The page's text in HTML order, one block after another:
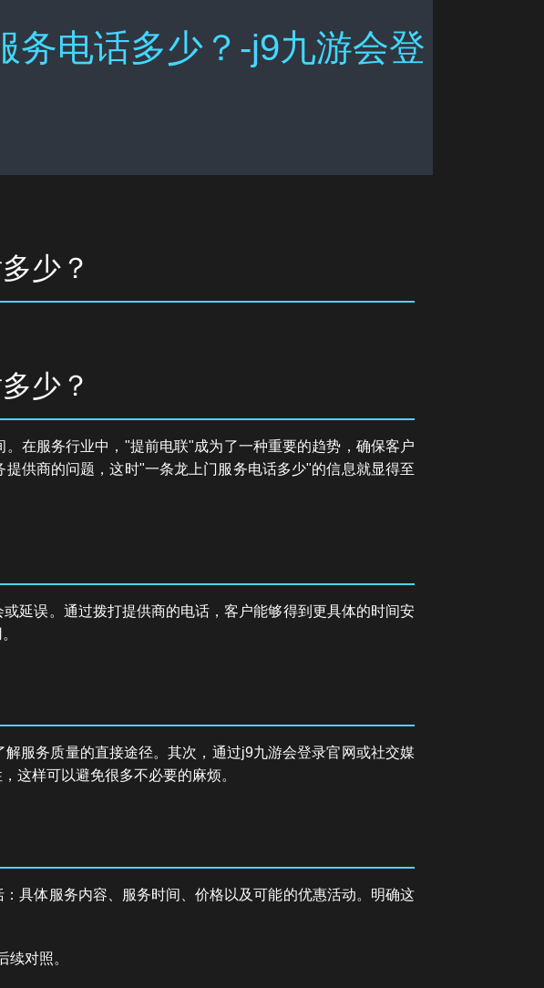
务电话多少？-j9九游会登
少？
少？
在服务行业中，"提前电联"成为了一种重要的趋势，确保客户
供商的问题，这时"一条龙上门服务电话多少"的信息就显得至
延误。通过拨打提供商的电话，客户能够得到更具体的时间安
服务质量的直接途径。其次，通过j9九游会登录官网或社交媒
这样可以避免很多不必要的麻烦。
具体服务内容、服务时间、价格以及可能的优惠活动。明确这
对照。